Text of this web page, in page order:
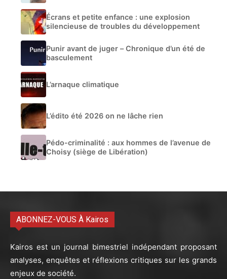
Écrans et petite enfance : une explosion
silencieuse de troubles du développement
Punir avant de juger – Chronique d’un été de
basculement
L’arnaque climatique
L’édito été 2026 on ne lâche rien
Pédo-criminalité : aux hommes de l’avenue de
Choisy (siège de Libération)
ABONNEZ-VOUS À Kairos
Kairos est un journal bimestriel indépendant proposant
analyses, enquêtes et réflexions critiques sur les grands
enjeux de société.